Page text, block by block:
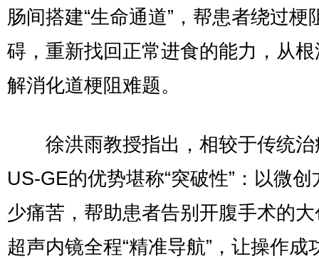
肠间搭建“生命通道”，帮患者绕过梗
碍，重新找回正常进食的能力，从
解消化道梗阻难题。
徐洪雨教授指出，相较于传统治
US-GE的优势堪称“突破性”：以微创
少痛苦，帮助患者告别开腹手术的
超声内镜全程“精准导航”，让操作成